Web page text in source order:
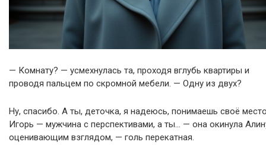
— Комнату? — усмехнулась та, проходя вглубь квартиры и
проводя пальцем по скромной мебели. — Одну из двух?
Ну, спасибо. А ты, деточка, я надеюсь, понимаешь своё
Игорь — мужчина с перспективами, а ты… — она окинула
оценивающим взглядом, — голь перекатная.